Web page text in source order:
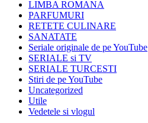
LIMBA ROMANA
PARFUMURI
RETETE CULINARE
SANATATE
Seriale originale de pe YouTube
SERIALE si TV
SERIALE TURCESTI
Stiri de pe YouTube
Uncategorized
Utile
Vedetele si vlogul